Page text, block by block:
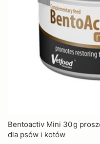
Bentoactiv Mini 30 g
dla psów i kotów